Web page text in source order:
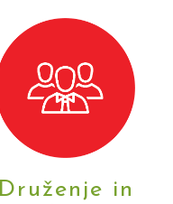
Druženje in